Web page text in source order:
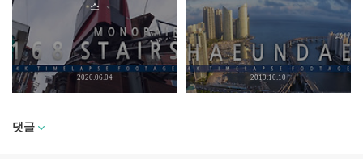
스
2020.06.04 2019.10.10
댓글